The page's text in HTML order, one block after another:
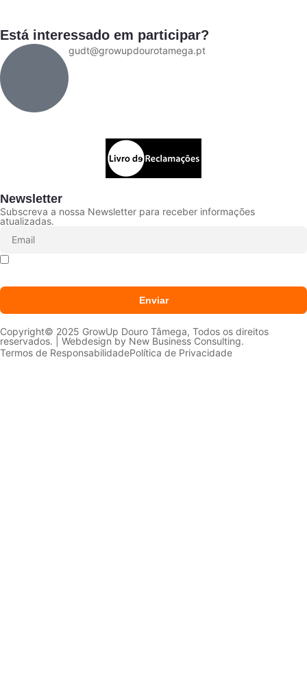
Está interessado em participar?
gudt@growupdourotamega.pt
Newsletter
Subscreva a nossa Newsletter para receber informações
atualizadas.
Enviar
Copyright© 2025 GrowUp Douro Tâmega, Todos os direitos
reservados. | Webdesign by New Business Consulting.
Termos de ResponsabilidadePolítica de Privacidade